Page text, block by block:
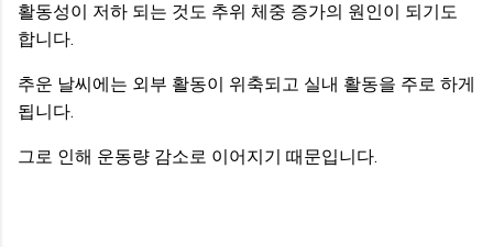
활동성이 저하 되는 것도 추위 체중 증가의 원인이 되기도
합니다.
추운 날씨에는 외부 활동이 위축되고 실내 활동을 주로 하게
됩니다.
그로 인해 운동량 감소로 이어지기 때문입니다.